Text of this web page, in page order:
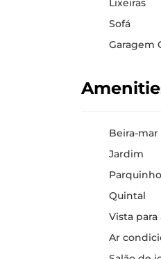
Sofá
Garagem
Beira-mar
Jardim
Quintal
Vista para
Ar